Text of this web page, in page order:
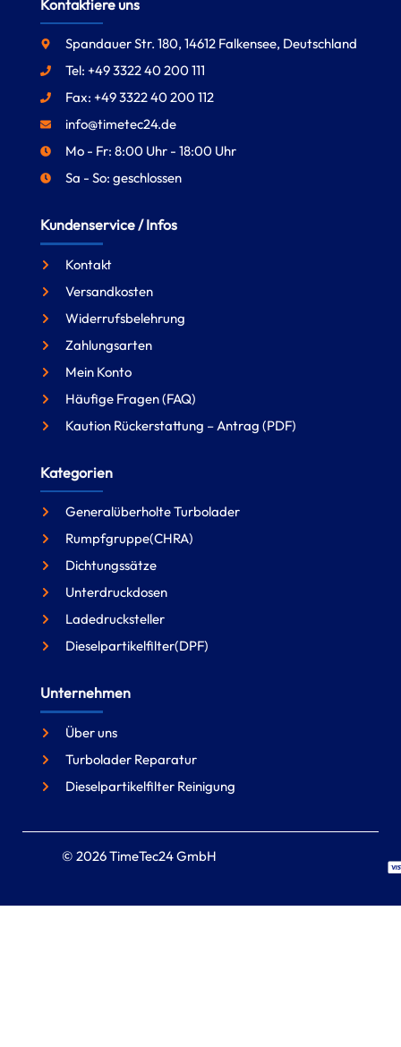
Kontaktiere uns
Spandauer Str. 180, 14612 Falkensee, Deutschland
Tel: +49 3322 40 200 111
Fax: +49 3322 40 200 112
info@timetec24.de
Mo - Fr: 8:00 Uhr - 18:00 Uhr
Sa - So: geschlossen
Kundenservice / Infos
Kontakt
Versandkosten
Widerrufsbelehrung
Zahlungsarten
Mein Konto
Häufige Fragen (FAQ)
Kaution Rückerstattung – Antrag (PDF)
Kategorien
Generalüberholte Turbolader
Rumpfgruppe(CHRA)
Dichtungssätze
Unterdruckdosen
Ladedrucksteller
Dieselpartikelfilter(DPF)
Unternehmen
Über uns
Turbolader Reparatur
Dieselpartikelfilter Reinigung
© 2026 TimeTec24 GmbH